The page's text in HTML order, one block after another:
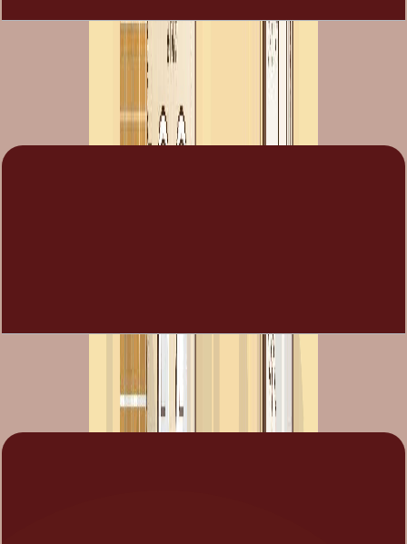
Alma, Type 2, Middle Unit, 3+Room BR, 2627
Alma, Type 3, End Unit, 3+Room BR, 2436 SQFT